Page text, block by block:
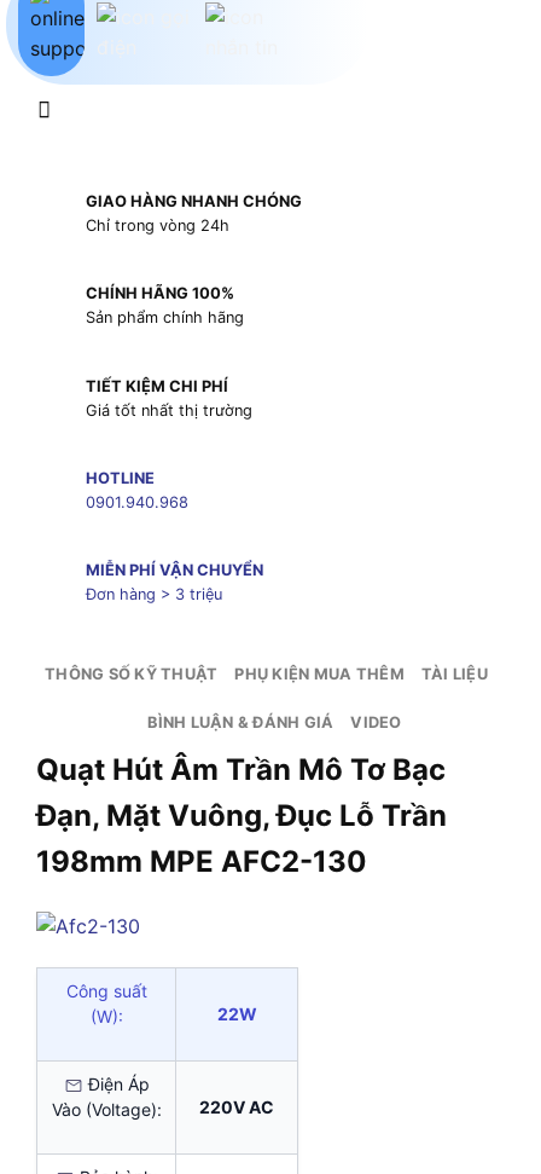
GIAO HÀNG NHANH CHÓNG
Chỉ trong vòng 24h
CHÍNH HÃNG 100%
Sản phẩm chính hãng
TIẾT KIỆM CHI PHÍ
Giá tốt nhất thị trường
HOTLINE
0901.940.968
MIỄN PHÍ VẬN CHUYỂN
Đơn hàng > 3 triệu
THÔNG SỐ KỸ THUẬT PHỤ KIỆN MUA THÊM TÀI LIỆU
BÌNH LUẬN & ĐÁNH GIÁ VIDEO
Quạt Hút Âm Trần Mô Tơ Bạc
Đạn, Mặt Vuông, Đục Lỗ Trần
198mm MPE AFC2-130
Công suất
(W):
22W
Điện Áp
Vào (Voltage):
220V AC